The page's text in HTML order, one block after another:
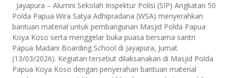
Jayapura – Alumni Sekolah Inspektur Polisi (SIP) Angkatan 50
Polda Papua Wira Satya Adhipradana (WSA) menyerahkan
bantuan material untuk pembangunan Masjid Polda Papua
Koya Koso serta menggelar buka puasa bersama santri
Papua Madani Boarding School di Jayapura, Jumat
(13/03/2026). Kegiatan tersebut dilaksanakan di Masjid Polda
Papua Koya Koso dengan penyerahan bantuan material